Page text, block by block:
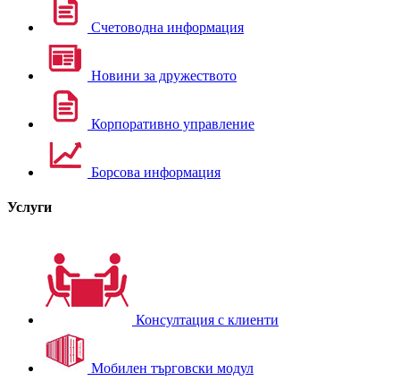
Счетоводна информация
Новини за дружеството
Корпоративно управление
Борсова информация
Услуги
Консултация с клиенти
Мобилен търговски модул